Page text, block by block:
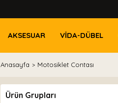
AKSESUAR VİDA-DÜBEL
Anasayfa Motosiklet Contası
Ürün Grupları